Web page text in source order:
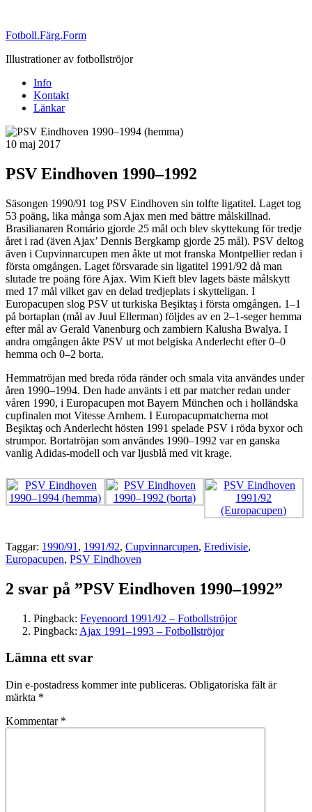
Fotboll.Färg.Form
Illustrationer av fotbollströjor
Info
Kontakt
Länkar
Publicerat
10 maj 2017
PSV Eindhoven 1990–1992
Säsongen 1990/91 tog PSV Eindhoven sin tolfte ligatitel. Laget tog
53 poäng, lika många som Ajax men med bättre målskillnad.
Brasilianaren Romário gjorde 25 mål och blev skyttekung för tredje
året i rad (även Ajax’ Dennis Bergkamp gjorde 25 mål). PSV deltog
även i Cupvinnarcupen men åkte ut mot franska Montpellier redan i
första omgången. Laget försvarade sin ligatitel 1991/92 då man
slutade tre poäng före Ajax. Wim Kieft blev lagets bäste målskytt
med 17 mål vilket gav en delad tredjeplats i skytteligan. I
Europacupen slog PSV ut turkiska Beşiktaş i första omgången. 1–1
på bortaplan (mål av Juul Ellerman) följdes av en 2–1-seger hemma
efter mål av Gerald Vanenburg och zambiern Kalusha Bwalya. I
andra omgången åkte PSV ut mot belgiska Anderlecht efter 0–0
hemma och 0–2 borta.
Hemmatröjan med breda röda ränder och smala vita användes under
åren 1990–1994. Den hade använts i ett par matcher redan under
våren 1990, i Europacupen mot Bayern München och i holländska
cupfinalen mot Vitesse Arnhem. I Europacupmatcherna mot
Beşiktaş och Anderlecht hösten 1991 spelade PSV i röda byxor och
strumpor. Bortatröjan som användes 1990–1992 var en ganska
vanlig Adidas-modell och var ljusblå med vit krage.
Taggar: 1990/91 , 1991/92, Cupvinnarcupen, Eredivisie,
Europacupen, PSV Eindhoven
2 svar på ”PSV Eindhoven 1990–1992”
Pingback: Feyenoord 1991/92 – Fotbollströjor
Pingback: Ajax 1991–1993 – Fotbollströjor
Lämna ett svar
Din e-postadress kommer inte publiceras. Obligatoriska fält är
märkta *
Kommentar *